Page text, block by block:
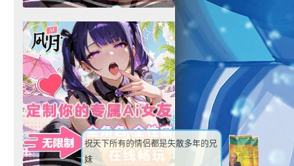
祝天下所有的情侣都是失散多年的兄
妹